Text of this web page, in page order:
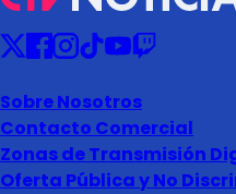
Sobre Nosotros
Contacto Comercial
Zonas de Transmisión
Oferta Pública y No